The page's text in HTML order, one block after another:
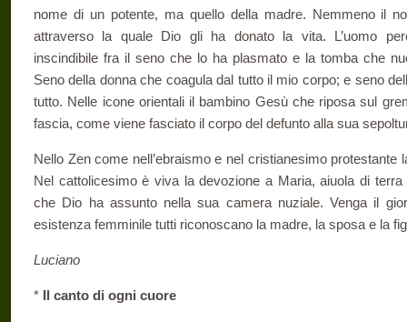
nome di un potente, ma quello della madre. Nemmeno il
attraverso la quale Dio gli ha donato la vita. L’uomo
inscindibile fra il seno che lo ha plasmato e la tomba che
Seno della donna che coagula dal tutto il mio corpo; e seno
tutto. Nelle icone orientali il bambino Gesù che riposa sul
fascia, come viene fasciato il corpo del defunto alla sua
Nello Zen come nell’ebraismo e nel cristianesimo protestante
Nel cattolicesimo è viva la devozione a Maria, aiuola di
che Dio ha assunto nella sua camera nuziale. Venga il
esistenza femminile tutti riconoscano la madre, la sposa e la
Luciano
* Il canto di ogni cuore